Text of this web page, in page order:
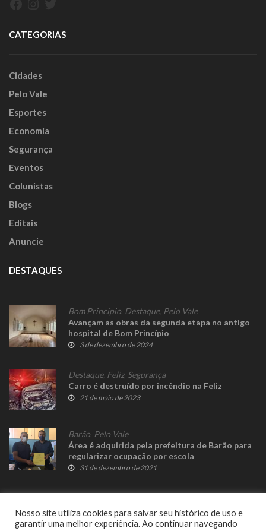
CATEGORIAS
Cidades
Pelo Vale
Esportes
Economia
Segurança
Eventos
Colunistas
Blogs
Editais
Anuncie
DESTAQUES
Bom Princípio Destaque, Pelo Vale
Avançam as obras da segunda etapa no antigo
hospital de Bom Princípio
3 de dezembro de 2024
Destaque, Feliz, Segurança
Carro é destruído por incêndio na Feliz
21 de maio de 2023
Barão Pelo Vale
Área é adquirida pela prefeitura de Barão para
regularizar ocupação por escola
31 de dezembro de 2021
Nosso site utiliza cookies para salvar seu histórico de uso e
garantir uma melhor experiência. Ao continuar navegando